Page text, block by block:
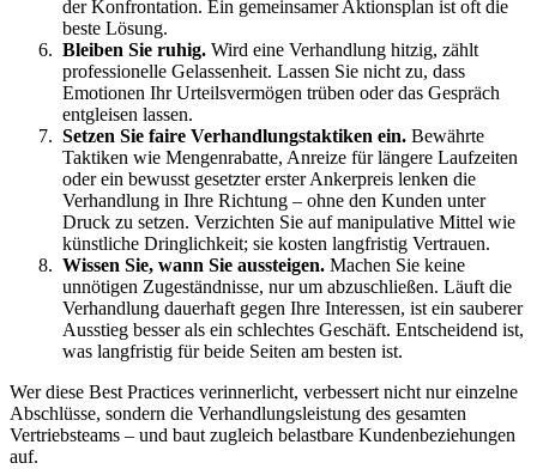
der Konfrontation. Ein gemeinsamer Aktionsplan ist oft die
beste Lösung.
Bleiben Sie ruhig. Wird eine Verhandlung hitzig, zählt
professionelle Gelassenheit. Lassen Sie nicht zu, dass
Emotionen Ihr Urteilsvermögen trüben oder das Gespräch
entgleisen lassen.
Setzen Sie faire Verhandlungstaktiken ein. Bewährte
Taktiken wie Mengenrabatte, Anreize für längere Laufzeiten
oder ein bewusst gesetzter erster Ankerpreis lenken die
Verhandlung in Ihre Richtung – ohne den Kunden unter
Druck zu setzen. Verzichten Sie auf manipulative Mittel wie
künstliche Dringlichkeit; sie kosten langfristig Vertrauen.
Wissen Sie, wann Sie aussteigen. Machen Sie keine
unnötigen Zugeständnisse, nur um abzuschließen. Läuft die
Verhandlung dauerhaft gegen Ihre Interessen, ist ein sauberer
Ausstieg besser als ein schlechtes Geschäft. Entscheidend ist,
was langfristig für beide Seiten am besten ist.
Wer diese Best Practices verinnerlicht, verbessert nicht nur einzelne
Abschlüsse, sondern die Verhandlungsleistung des gesamten
Vertriebsteams – und baut zugleich belastbare Kundenbeziehungen
auf.